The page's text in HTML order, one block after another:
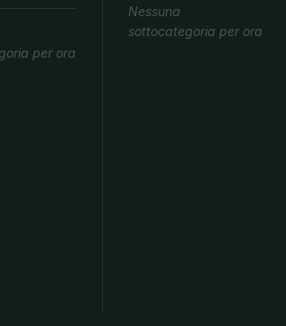
per ora
Nessuna
sottocategoria per ora